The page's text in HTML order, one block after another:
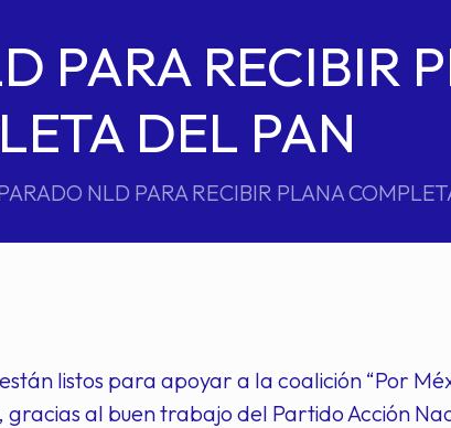
PARA RECIBIR
DEL PAN
NLD PARA RECIBIR PLANA
listos para apoyar a la coalición “Por
al buen trabajo del Partido Acción